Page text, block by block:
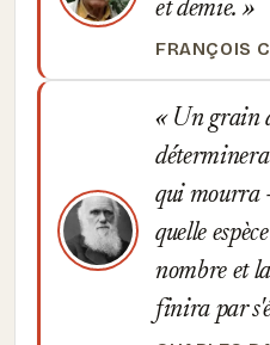
et demie.
FRANÇOIS
Un grain
qui mourra
quelle
nombre et
finira par